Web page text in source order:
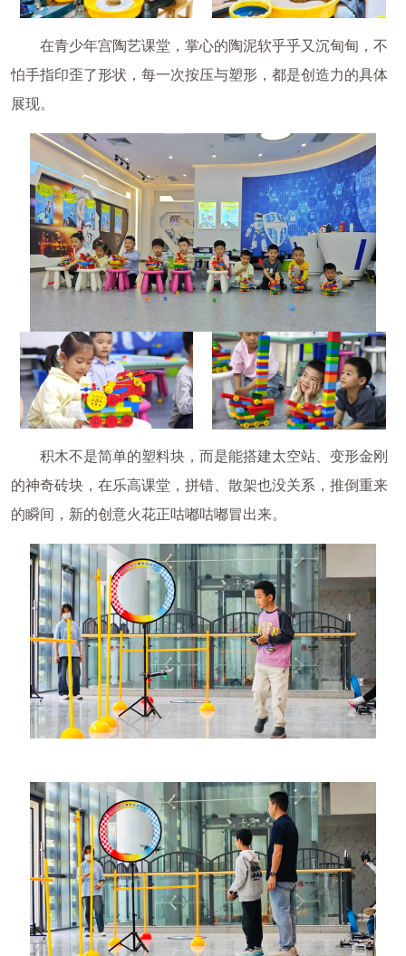
在青少年宫陶艺课堂，掌心的陶泥软乎乎又沉甸甸，不
怕手指印歪了形状，每一次按压与塑形，都是创造力的具体
展现。
积木不是简单的塑料块，而是能搭建太空站、变形金刚
的神奇砖块，在乐高课堂，拼错、散架也没关系，推倒重来
的瞬间，新的创意火花正咕嘟咕嘟冒出来。